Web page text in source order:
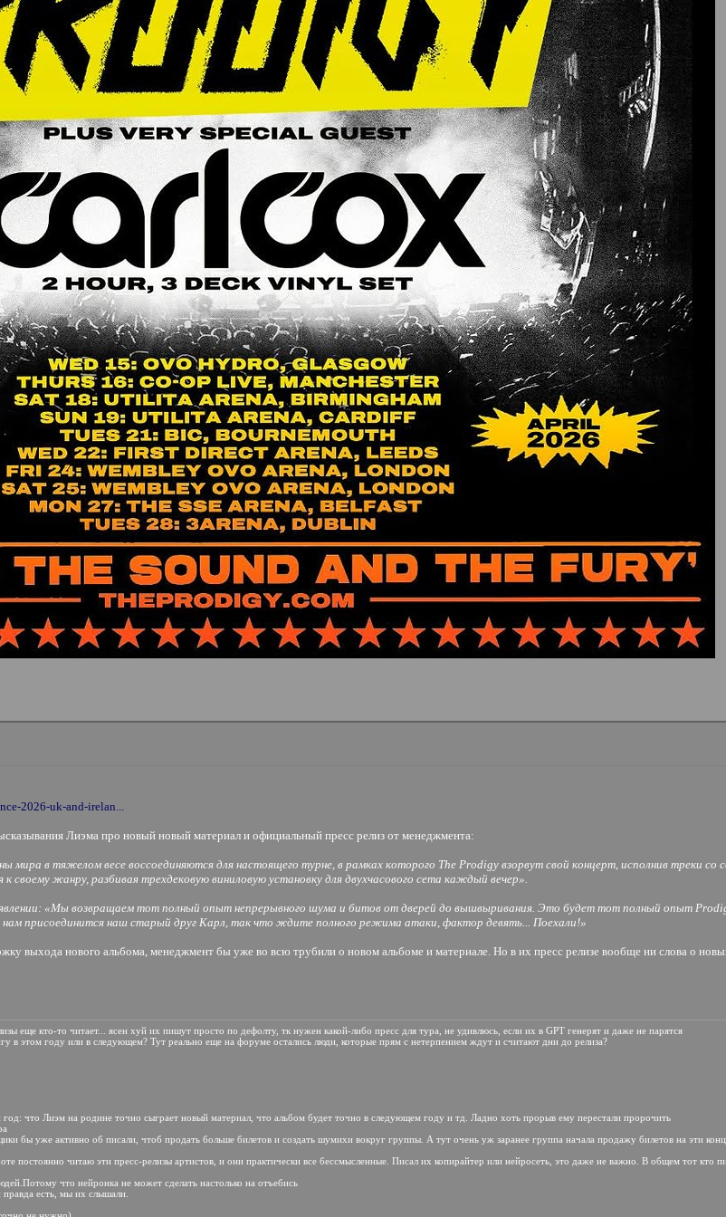
2026-uk-and-irelan...
Лиэма про новый новый материал и официальный пресс релиз от менеджмента:
мира в тяжелом весе воссоединяются для настоящего турне, в рамках которого The Prodigy взорвут свой концерт, исполнив треки со
своему жанру, разбивая трехдековую виниловую установку для двухчасового сета каждый вечер».
«Мы возвращаем тот полный опыт непрерывного шума и битов от дверей до вышвыривания. Это будет тот полный опыт
нам присоединится наш старый друг Карл, так что ждите полного режима атаки, фактор девять... Поехали!»
выхода нового альбома, менеджмент бы уже во всю трубили о новом альбоме и материале. Но в их пресс релизе вообще ни слова о
еще кто-то читает... ясен хуй их пишут просто по дефолту, тк нужен какой-либо пресс для тура, не удивлюсь, если их в GPT генерят и даже не парятся
в этом году или в следующем? Тут реально еще на форуме остались люди, которые прям с нетерпением ждут и считают дни до релиза?
что Лиэм на родине точно сыграет новый материал, что альбом будет точно в следующем году и тд. Ладно хоть прорыв ему перестали пророчить
бы уже активно об писали, чтоб продать больше билетов и создать шумихи вокруг группы. А тут очень уж заранее группа начала продажу билетов на эти
постоянно читаю эти пресс-релизы артистов, и они практически все бессмысленные. Писал их копирайтер или нейросеть, это даже не важно. В общем тот кто
что нейронка не может сделать настолько на отъебись
есть, мы их слышали.